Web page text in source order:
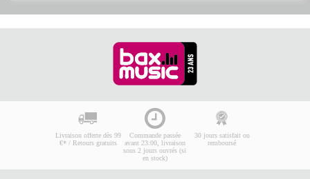
Livraison offerte dès 99
€* / Retours gratuits
Commande passée
avant 23:00, livraison
sous 2 jours ouvrés (si
en stock)
30 jours satisfait ou
remboursé